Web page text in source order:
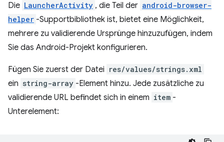
Die LauncherActivity , die Teil der android-browser-
helper -Supportbibliothek ist, bietet eine Möglichkeit,
mehrere zu validierende Ursprünge hinzuzufügen, indem
Sie das Android-Projekt konfigurieren.
Fügen Sie zuerst der Datei res/values/strings.xml
ein string-array -Element hinzu. Jede zusätzliche zu
validierende URL befindet sich in einem item -
Unterelement: